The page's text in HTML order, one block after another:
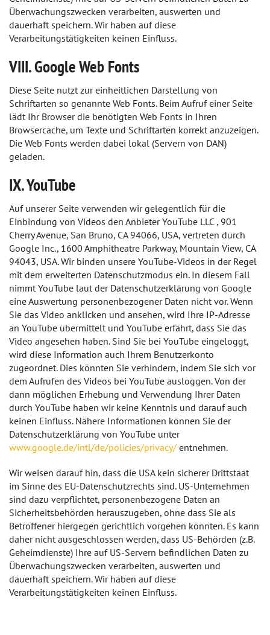
Überwachungszwecken verarbeiten, auswerten und
dauerhaft speichern. Wir haben auf diese
Verarbeitungstätigkeiten keinen Einfluss.
VIII. Google Web Fonts
Diese Seite nutzt zur einheitlichen Darstellung von
Schriftarten so genannte Web Fonts. Beim Aufruf einer Seite
lädt Ihr Browser die benötigten Web Fonts in Ihren
Browsercache, um Texte und Schriftarten korrekt anzuzeigen.
Die Web Fonts werden dabei lokal (Servern von DAN)
geladen.
IX. YouTube
Auf unserer Seite verwenden wir gelegentlich für die
Einbindung von Videos den Anbieter YouTube LLC , 901
Cherry Avenue, San Bruno, CA 94066, USA, vertreten durch
Google Inc., 1600 Amphitheatre Parkway, Mountain View, CA
94043, USA. Wir binden unsere YouTube-Videos in der Regel
mit dem erweiterten Datenschutzmodus ein. In diesem Fall
nimmt YouTube laut der Datenschutzerklärung von Google
eine Auswertung personenbezogener Daten nicht vor. Wenn
Sie das Video anklicken und ansehen, wird Ihre IP-Adresse
an YouTube übermittelt und YouTube erfährt, dass Sie das
Video angesehen haben. Sind Sie bei YouTube eingeloggt,
wird diese Information auch Ihrem Benutzerkonto
zugeordnet. Dies könnten Sie verhindern, indem Sie sich vor
dem Aufrufen des Videos bei YouTube ausloggen. Von der
dann möglichen Erhebung und Verwendung Ihrer Daten
durch YouTube haben wir keine Kenntnis und darauf auch
keinen Einfluss. Nähere Informationen können Sie der
Datenschutzerklärung von YouTube unter
www.google.de/intl/de/policies/privacy/ entnehmen.
Wir weisen darauf hin, dass die USA kein sicherer Drittstaat
im Sinne des EU-Datenschutzrechts sind. US-Unternehmen
sind dazu verpflichtet, personenbezogene Daten an
Sicherheitsbehörden herauszugeben, ohne dass Sie als
Betroffener hiergegen gerichtlich vorgehen könnten. Es kann
daher nicht ausgeschlossen werden, dass US-Behörden (z.B.
Geheimdienste) Ihre auf US-Servern befindlichen Daten zu
Überwachungszwecken verarbeiten, auswerten und
dauerhaft speichern. Wir haben auf diese
Verarbeitungstätigkeiten keinen Einfluss.